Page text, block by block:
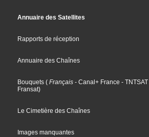
Annuaire des Satellites
Rapports de réception
Annuaire des Chaînes
Bouquets ( Français - Canal+ France - TNTSAT
Fransat)
Le Cimetière des Chaînes
Images manquantes